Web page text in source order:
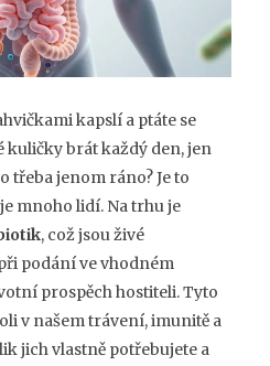
kapslí a ptáte se
kuličky brát každý den, jen
třeba jenom ráno? Je to
mnoho lidí. Na trhu je
, což jsouživé
podání ve vhodném
prospěch hostiteli. Tyto
v našem trávení, imunitě a
jich vlastně potřebujete a